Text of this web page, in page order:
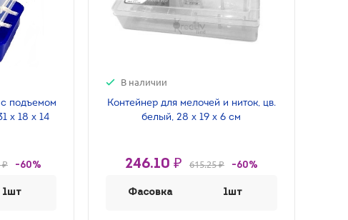
подъемом
х 18 х 14
₽ -60%
1шт
В наличии
Контейнер для мелочей и ниток, цв.
белый, 28 х 19 х 6 см
246.10 ₽ 615.25 ₽ -60%
Фасовка 1шт